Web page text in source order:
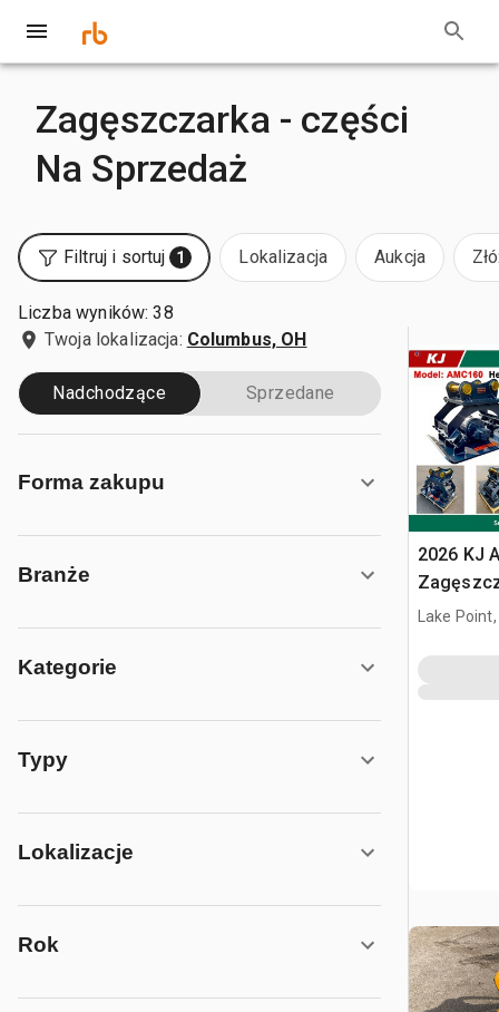
Zagęszczarka - części
Na Sprzedaż
Filtruj i sortuj 1 Lokalizacja Aukcja
Liczba wyników: 38
Twoja lokalizacja: Columbus, OH
Nadchodzące Sprzedane
Forma zakupu
Branże
Kategorie
Typy
Lokalizacje
Rok
2026 KJ
Cat 320 /
Lake Point,